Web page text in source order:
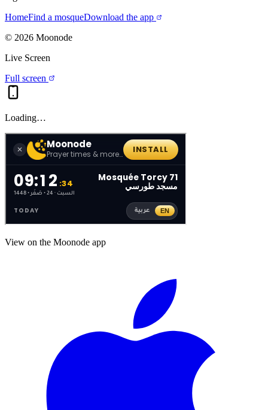
HomeFind a mosqueDownload the app
© 2026 Moonode
Live Screen
Full screen
Loading…
View on the Moonode app